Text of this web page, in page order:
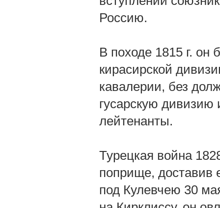
Россию.
В походе 1815 г. он
кирасирской
кавалерии, без
гусарскую дивизию
лейтенанты.
Турецкая война
поприще, доставив
под Кулевчею 30